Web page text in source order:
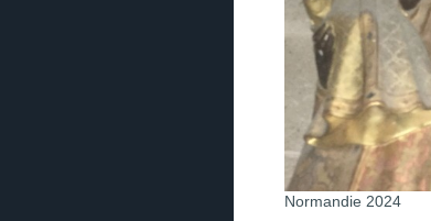
Normandie 2024